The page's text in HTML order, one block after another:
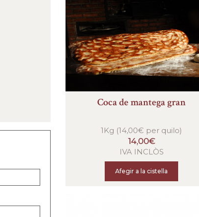
Coca de mantega gran
1Kg (14,00€ per quilo)
14,00€
IVA INCLÒS
Afegir a la cistella